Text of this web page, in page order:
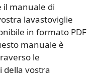
manuale di
lavastoviglie
in formato PDF
manuale è
le
della vostra